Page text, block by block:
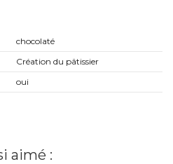
chocolaté
Création du pâtissier
oui
aimé :